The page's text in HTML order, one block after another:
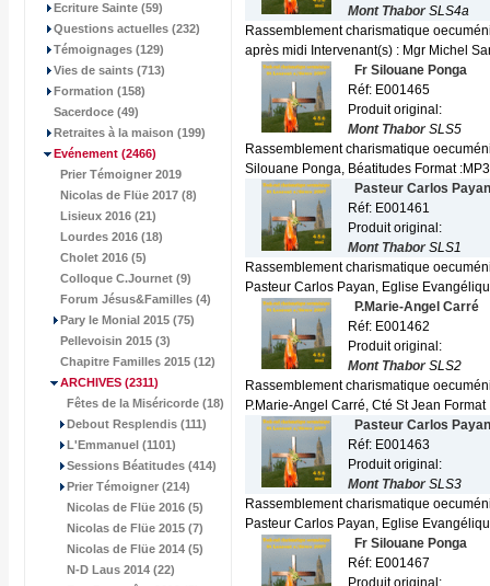
Ecriture Sainte (59)
Questions actuelles (232)
Témoignages (129)
Vies de saints (713)
Formation (158)
Sacerdoce (49)
Retraites à la maison (199)
Evénement (2466)
Prier Témoigner 2019
Nicolas de Flüe 2017 (8)
Lisieux 2016 (21)
Lourdes 2016 (18)
Cholet 2016 (5)
Colloque C.Journet (9)
Forum Jésus&Familles (4)
Pary le Monial 2015 (75)
Pellevoisin 2015 (3)
Chapitre Familles 2015 (12)
ARCHIVES (2311)
Fêtes de la Miséricorde (18)
Debout Resplendis (111)
L'Emmanuel (1101)
Sessions Béatitudes (414)
Prier Témoigner (214)
Nicolas de Flüe 2016 (5)
Nicolas de Flüe 2015 (7)
Nicolas de Flüe 2014 (5)
N-D Laus 2014 (22)
Mont ThaborSLS4a
Rassemblement charismatique
après midi Intervenant(s) : Mgr Michel
Fr Silouane Ponga
Réf: E001465
Produit original:
Mont ThaborSLS5
Rassemblement charismatique
Silouane Ponga, Béatitudes Format
Pasteur Carlos Payan
Réf: E001461
Produit original:
Mont ThaborSLS1
Rassemblement charismatique
Pasteur Carlos Payan, Eglise
P.Marie-Angel Carré
Réf: E001462
Produit original:
Mont ThaborSLS2
Rassemblement charismatique
P.Marie-Angel Carré, Cté St Jean Format
Pasteur Carlos Payan
Réf: E001463
Produit original:
Mont ThaborSLS3
Rassemblement charismatique
Pasteur Carlos Payan, Eglise
Fr Silouane Ponga
Réf: E001467
Produit original: